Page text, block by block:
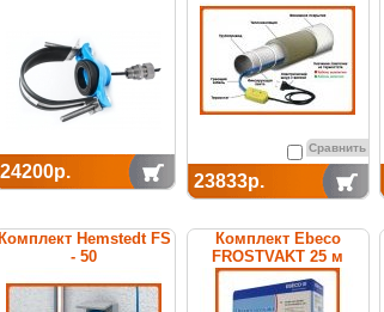
24200р.
Сравнить
23833р.
Комплект Hemstedt FS
- 50
Комплект Ebeco
FROSTVAKT 25 м